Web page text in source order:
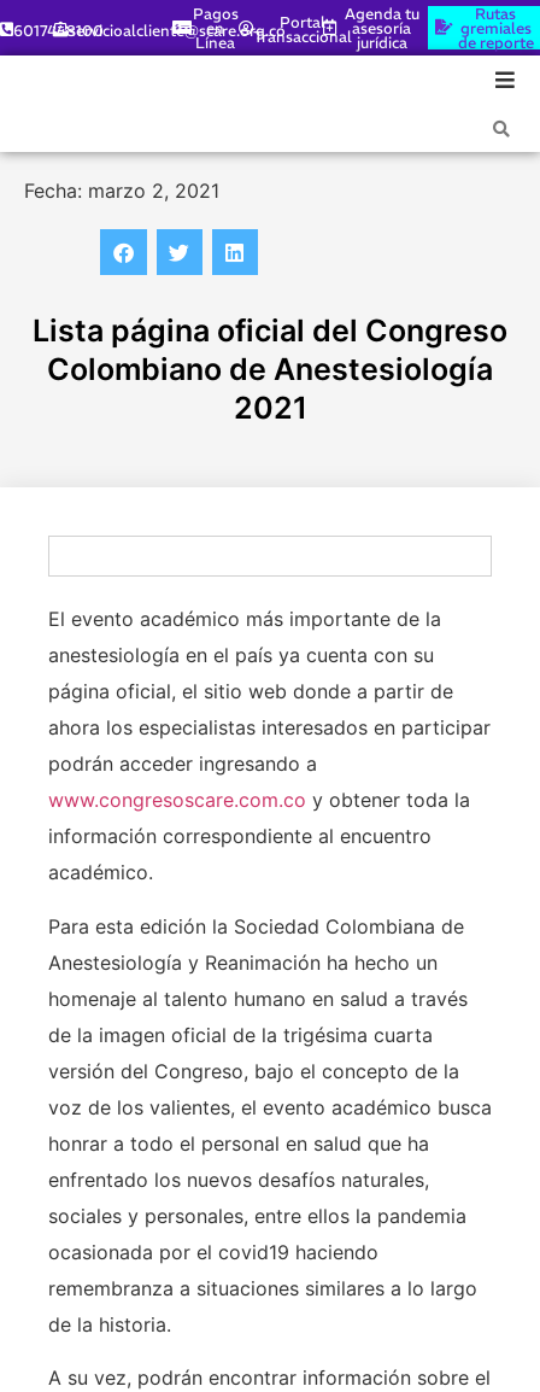
6017448100servicioalcliente@scare.org.co
Pagos
en
Línea
Portal
Transaccional
Agenda tu
asesoría
jurídica
Rutas
gremiales
de reporte
Fecha: marzo 2, 2021
Lista página oficial del Congreso
Colombiano de Anestesiología
2021
El evento académico más importante de la
anestesiología en el país ya cuenta con su
página oficial, el sitio web donde a partir de
ahora los especialistas interesados en participar
podrán acceder ingresando a
www.congresoscare.com.co y obtener toda la
información correspondiente al encuentro
académico.
Para esta edición la Sociedad Colombiana de
Anestesiología y Reanimación ha hecho un
homenaje al talento humano en salud a través
de la imagen oficial de la trigésima cuarta
versión del Congreso, bajo el concepto de la
voz de los valientes, el evento académico busca
honrar a todo el personal en salud que ha
enfrentado los nuevos desafíos naturales,
sociales y personales, entre ellos la pandemia
ocasionada por el covid19 haciendo
remembranza a situaciones similares a lo largo
de la historia.
A su vez, podrán encontrar información sobre el